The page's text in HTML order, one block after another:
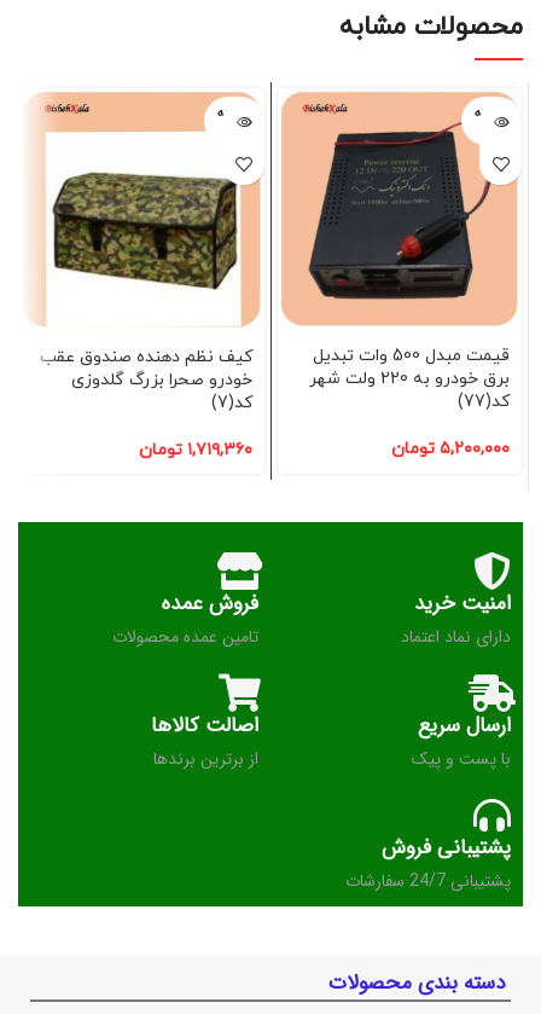
محصولات مشابه
فروخته
شده
قیمت مبدل 500 وات تبدیل
برق خودرو به 220 ولت شهر
کد(77)
۵,۲۰۰,۰۰۰ تومان
فروخته
شده
کیف نظم دهنده صندوق عقب
خودرو صحرا بزرگ گلدوزی
کد(7)
۱,۷۱۹,۳۶۰ تومان
امنیت خرید
دارای نماد اعتماد
فروش عمده
تامین عمده محصولات
ارسال سریع
با پست و پیک
اصالت کالاها
از برترین برندها
پشتیبانی فروش
پشتیبانی 24/7 سفارشات
دسته بندی محصولات